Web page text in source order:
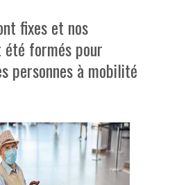
fixes et nos
formés pour
personnes à mobilité